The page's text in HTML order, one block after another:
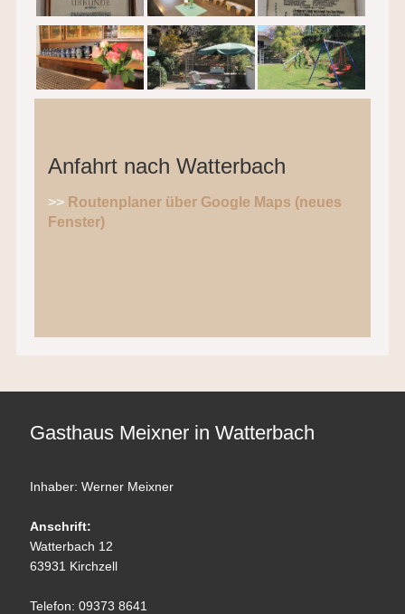
Anfahrt nach Watterbach
>> Routenplaner über Google Maps (neues
Fenster)
Gasthaus Meixner in Watterbach
Inhaber: Werner Meixner
Anschrift:
Watterbach 12
63931 Kirchzell
Telefon: 09373 8641